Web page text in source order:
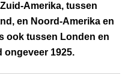
Amerika, tussen
en Noord-Amerika en
ook tussen Londen en
ongeveer 1925.